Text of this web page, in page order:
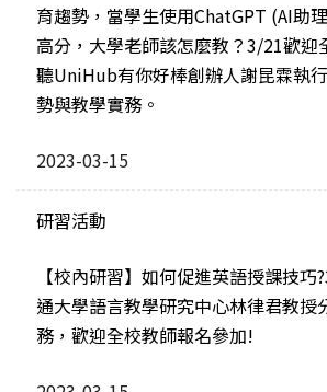
育趨勢，當學生使用ChatGPT (AI助
高分，大學老師該怎麼教？3/21歡迎
聽UniHub有你好棒創辦人謝昆霖執
勢與教學實務。
2023-03-15
研習活動
【校內研習】如何促進英語授課技
通大學語言教學研究中心林律君教授
務，歡迎全校教師報名參加!